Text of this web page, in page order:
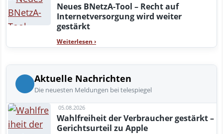
Neues BNetzA-Tool – Recht auf
Internetversorgung wird weiter
gestärkt
Weiterlesen ›
Aktuelle Nachrichten
Die neuesten Meldungen bei telespiegel
05.08.2026
Wahlfreiheit der Verbraucher gestärkt –
Gerichtsurteil zu Apple